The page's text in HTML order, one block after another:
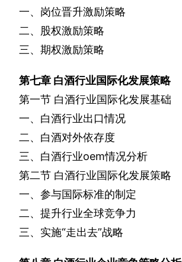
一、岗位晋升激励策略
二、股权激励策略
三、期权激励策略
第七章 白酒行业国际化发展策略
第一节 白酒行业国际化发展基础
一、白酒行业出口情况
二、白酒对外依存度
三、白酒行业oem情况分析
第二节 白酒行业国际化发展策略
一、参与国际标准的制定
二、提升行业全球竞争力
三、实施“走出去”战略